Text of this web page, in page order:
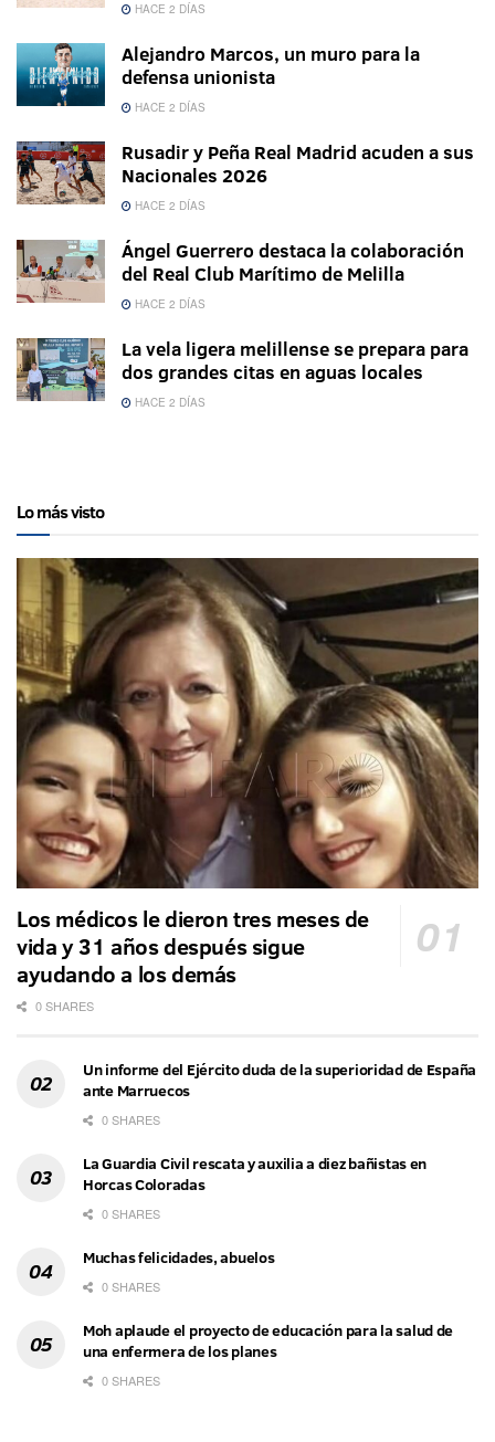
HACE 2 DÍAS
Alejandro Marcos, un muro para la
defensa unionista
HACE 2 DÍAS
Rusadir y Peña Real Madrid acuden a sus
Nacionales 2026
HACE 2 DÍAS
Ángel Guerrero destaca la colaboración
del Real Club Marítimo de Melilla
HACE 2 DÍAS
La vela ligera melillense se prepara para
dos grandes citas en aguas locales
HACE 2 DÍAS
Lo más visto
Los médicos le dieron tres meses de
vida y 31 años después sigue
ayudando a los demás
0 SHARES
Un informe del Ejército duda de la superioridad de España
ante Marruecos
0 SHARES
La Guardia Civil rescata y auxilia a diez bañistas en
Horcas Coloradas
0 SHARES
Muchas felicidades, abuelos
0 SHARES
Moh aplaude el proyecto de educación para la salud de
una enfermera de los planes
0 SHARES